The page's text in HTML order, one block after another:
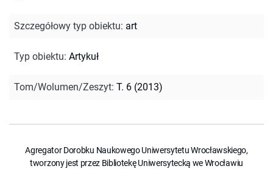
Szczegółowy typ obiektu: art
Typ obiektu: Artykuł
Tom/Wolumen/Zeszyt: T. 6 (2013)
Agregator Dorobku Naukowego Uniwersytetu Wrocławskiego,
tworzony jest przez Bibliotekę Uniwersytecką we Wrocławiu